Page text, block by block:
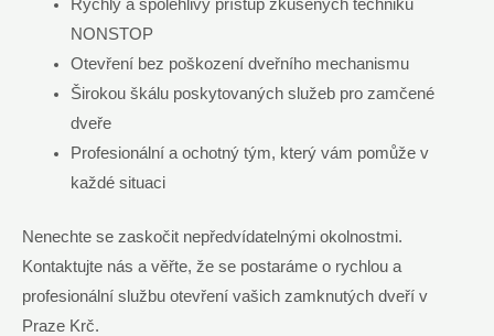
Rychlý a spolehlivý přístup zkušených techniků
NONSTOP
Otevření bez poškození dveřního mechanismu
Širokou škálu poskytovaných služeb pro zamčené
dveře
Profesionální a ochotný tým, který vám pomůže v
každé situaci
Nenechte se zaskočit nepředvídatelnými okolnostmi.
Kontaktujte nás a věřte, že se postaráme o rychlou a
profesionální službu otevření vašich zamknutých dveří v
Praze Krč.